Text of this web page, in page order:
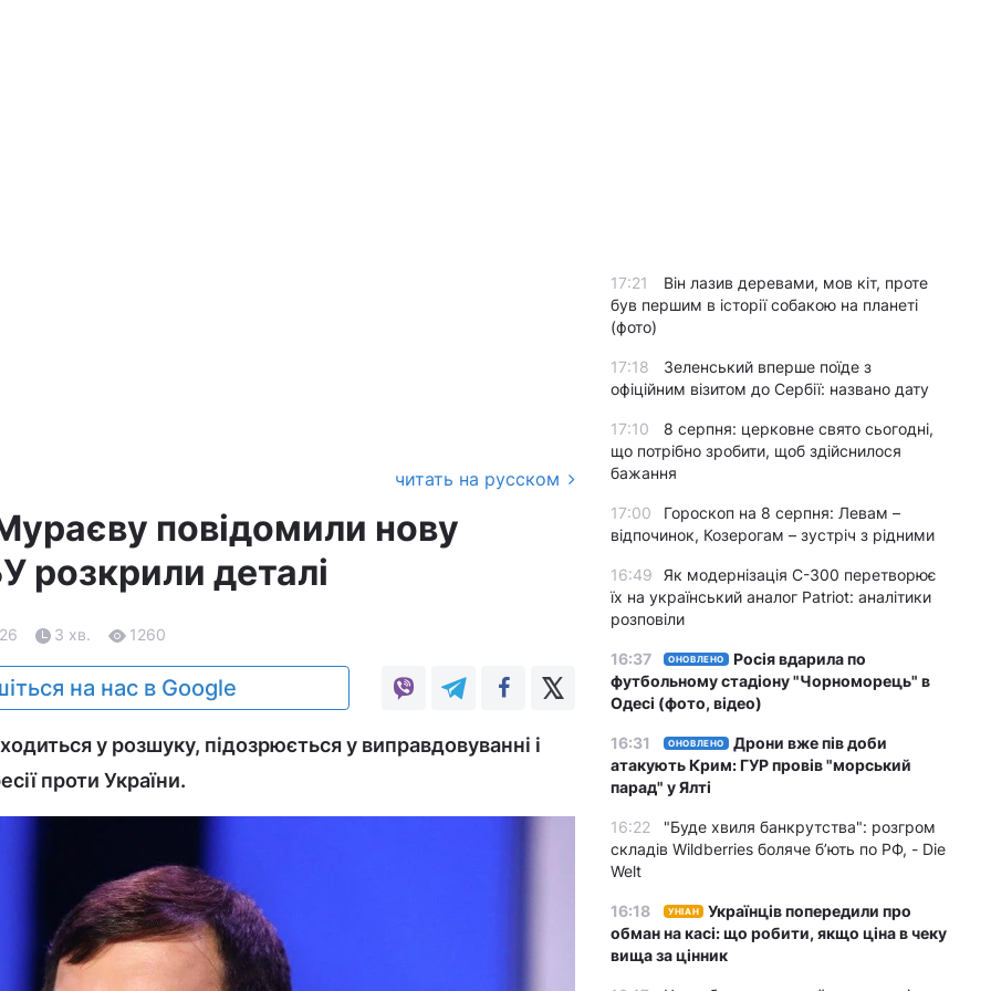
читать на русском
повідомили нову
розкрили деталі
3 хв. 1260
на нас в Google
у розшуку, підозрюється у виправдовуванні і
проти України.
17:21
Він лазив деревами, мов кіт, проте
був першим в історії собакою на планеті
(фото)
17:18
Зеленський вперше поїде з
офіційним візитом до Сербії: названо дату
17:10
8 серпня: церковне свято сьогодні,
що потрібно зробити, щоб здійснилося
бажання
17:00
Гороскоп на 8 серпня: Левам –
відпочинок, Козерогам – зустріч з рідними
16:49
Як модернізація С-300 перетворює
їх на український аналог Patriot: аналітики
розповіли
16:37 ОНОВЛЕНО
Росія вдарила по
футбольному стадіону "Чорноморець" в
Одесі (фото, відео)
16:31 ОНОВЛЕНО
Дрони вже пів доби
атакують Крим: ГУР провів "морський
парад" у Ялті
16:22
"Буде хвиля банкрутства": розгром
складів Wildberries боляче бʼють по РФ, - Die
Welt
16:18 УНІАН
Українців попередили про
обман на касі: що робити, якщо ціна в чеку
вища за цінник